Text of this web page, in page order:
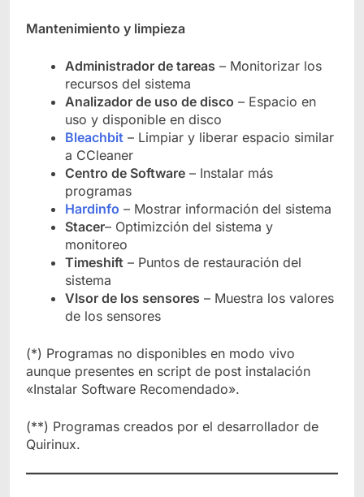
Mantenimiento y limpieza
Administrador de tareas – Monitorizar los
recursos del sistema
Analizador de uso de disco – Espacio en
uso y disponible en disco
Bleachbit – Limpiar y liberar espacio similar
a CCleaner
Centro de Software – Instalar más
programas
Hardinfo – Mostrar información del sistema
Stacer– Optimizción del sistema y
monitoreo
Timeshift – Puntos de restauración del
sistema
VIsor de los sensores – Muestra los valores
de los sensores
(*) Programas no disponibles en modo vivo
aunque presentes en script de post instalación
«Instalar Software Recomendado».
(**) Programas creados por el desarrollador de
Quirinux.